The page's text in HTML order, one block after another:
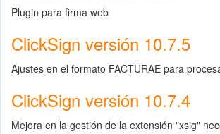
Plugin para firma web
ClickSign versión 10.7.5
Ajustes en el formato FACTURAE para
ClickSign versión 10.7.4
Mejora en la gestión de la extensión "xsig"